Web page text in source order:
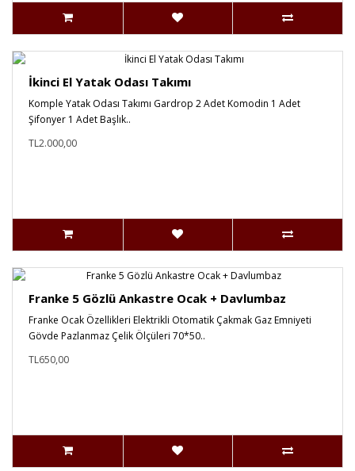
İkinci El Yatak Odası Takımı
Komple Yatak Odası Takımı Gardrop 2 Adet Komodin 1 Adet
Şifonyer 1 Adet Başlık..
TL2.000,00
Franke 5 Gözlü Ankastre Ocak + Davlumbaz
Franke Ocak Özellikleri Elektrikli Otomatik Çakmak Gaz Emniyeti
Gövde Pazlanmaz Çelik Ölçüleri 70*50..
TL650,00